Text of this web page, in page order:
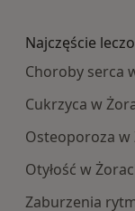
Najczęście
Choroby serca
Cukrzyca w
Osteoporoza w
Otyłość w
Zaburzenia